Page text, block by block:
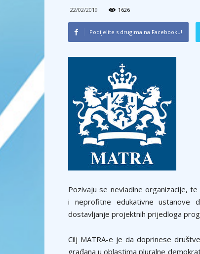
22/02/2019 1626
Podijelite s drugima na Facebooku!
Pozivaju se nevladine organizacije,
i neprofitne edukativne ustanove
dostavljanje projektnih prijedloga
Cilj MATRA-e je da doprinese
građana u oblastima pluralne